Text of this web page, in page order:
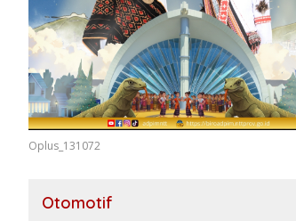
Oplus_131072
Otomotif